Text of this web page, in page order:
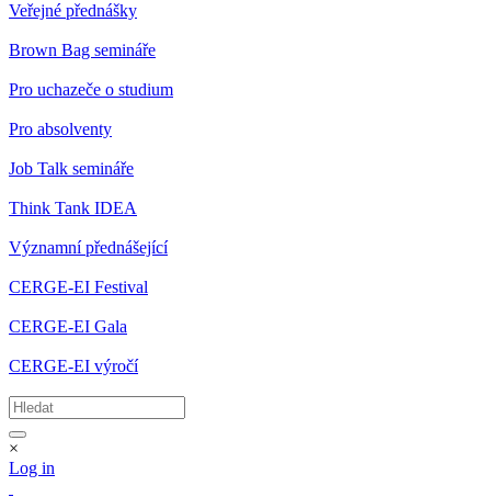
Veřejné přednášky
Brown Bag semináře
Pro uchazeče o studium
Pro absolventy
Job Talk semináře
Think Tank IDEA
Významní přednášející
CERGE-EI Festival
CERGE-EI Gala
CERGE-EI výročí
×
Log in